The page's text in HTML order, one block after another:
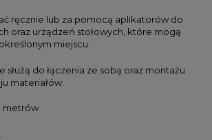
ręcznie lub za pomocą aplikatorów do
oraz urządzeń stołowych, które mogą
miejscu.
służą do łączenia ze sobą oraz montażu
materiałów.
metrów